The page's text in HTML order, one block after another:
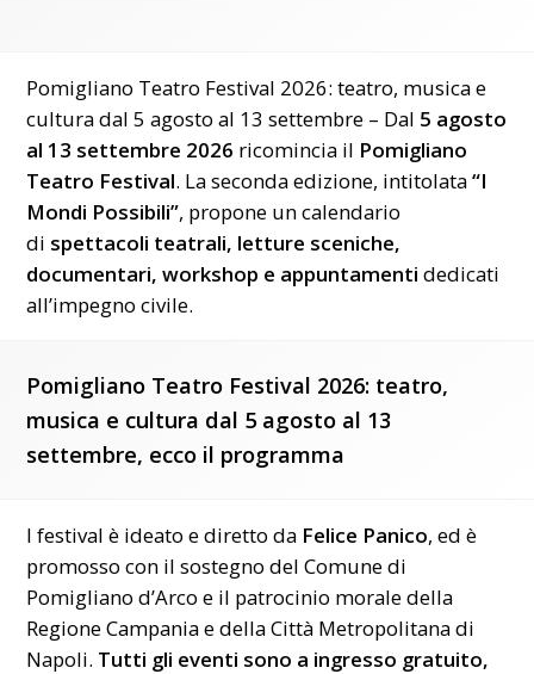
Pomigliano Teatro Festival 2026: teatro, musica e
cultura dal 5 agosto al 13 settembre – Dal 5 agosto
al 13 settembre 2026 ricomincia il Pomigliano
Teatro Festival. La seconda edizione, intitolata“I
Mondi Possibili”, propone un calendario
di spettacoli teatrali, letture sceniche,
documentari, workshop e appuntamenti dedicati
all’impegno civile.
Pomigliano Teatro Festival 2026: teatro,
musica e cultura dal 5 agosto al 13
settembre, ecco il programma
l festival è ideato e diretto da Felice Panico, ed è
promosso con il sostegno del Comune di
Pomigliano d’Arco e il patrocinio morale della
Regione Campaniae della Città Metropolitana di
Napoli. Tutti gli eventi sono a ingresso gratuito,